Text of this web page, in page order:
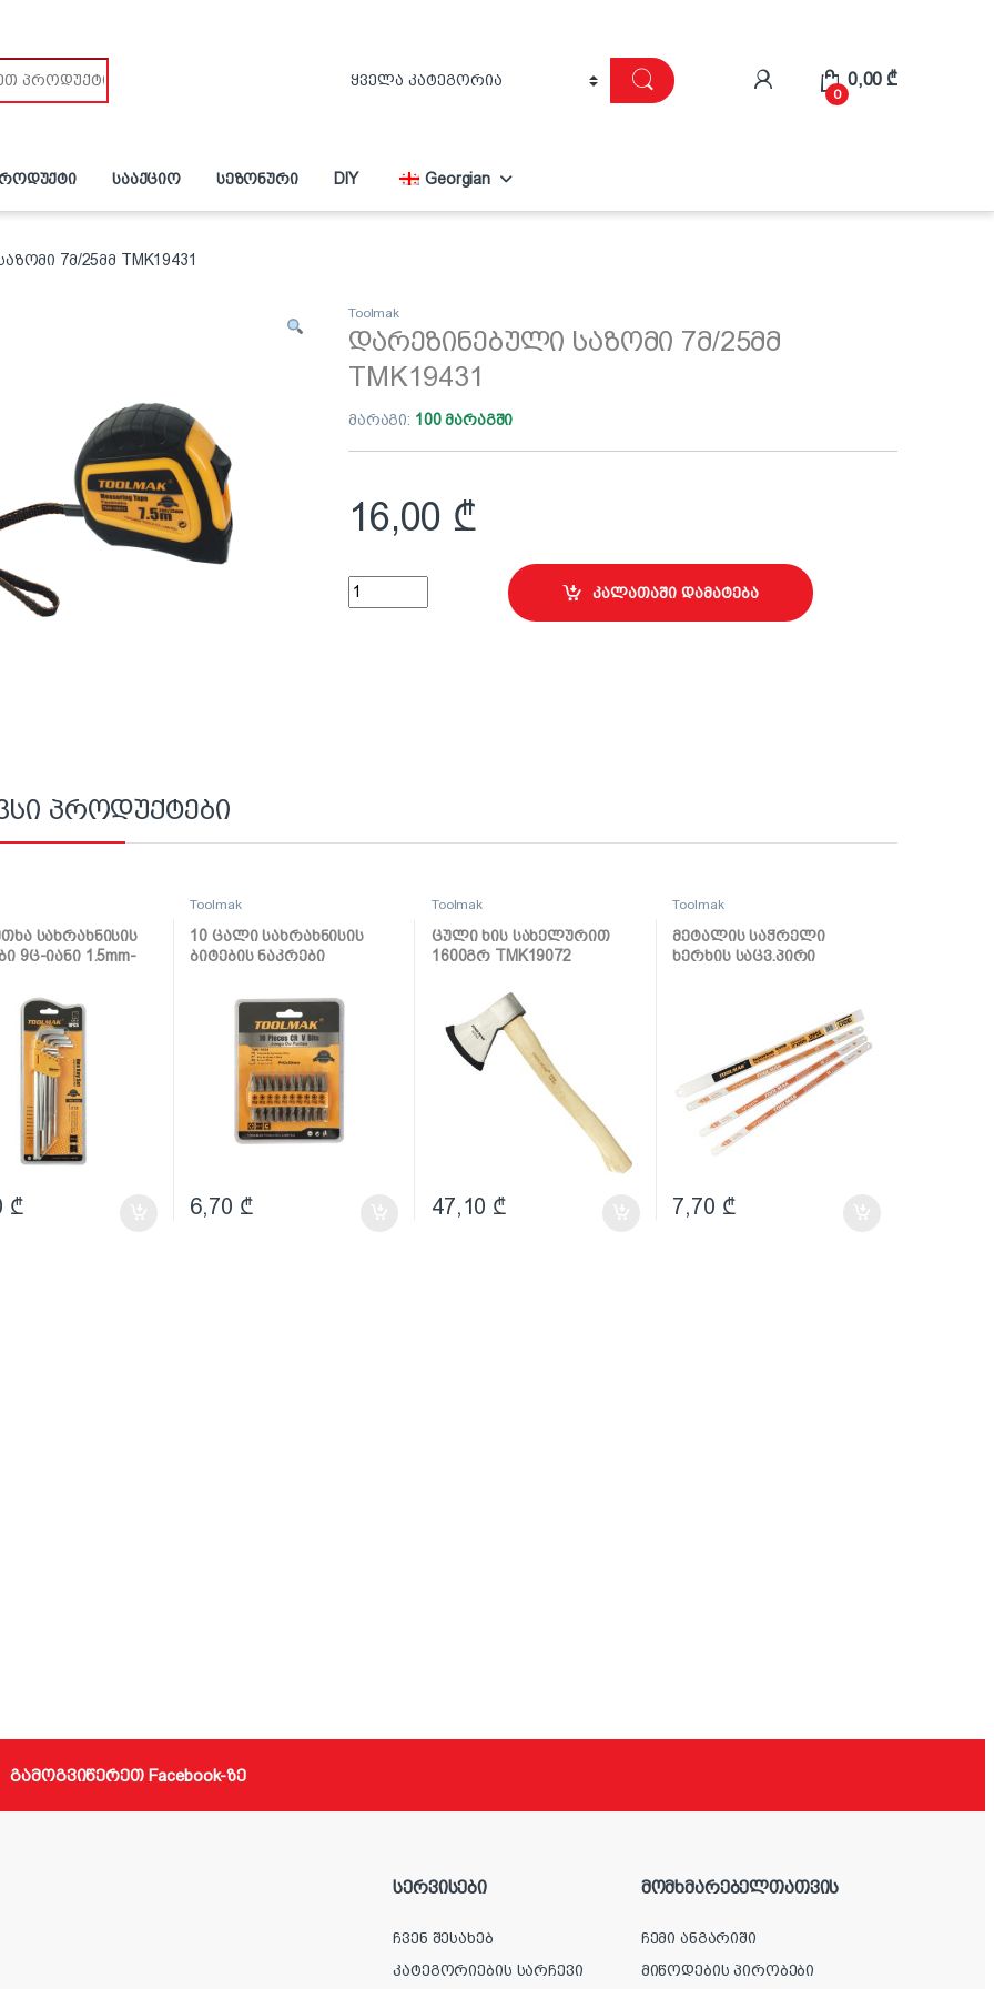
0
0,00 ₾
სააქციო სეზონური DIY Georgian
7მ/25მმ TMK19431
Toolmak
დარეზინებული საზომი 7მ/25მმ
TMK19431
მარაგი: 100 მარაგში
16,00 ₾
დარეზინებული საზომი 7მ/25მმ TMK19431 quantity
კალათაში დამატება
პროდუქტები
სახრახნისის
9ც-იანი 1.5mm-
₾
Toolmak
10 ცალი სახრახნისის
ბიტების ნაკრები
6,70 ₾
Toolmak
ცული ხის სახელურით
1600გრ TMK19072
47,10 ₾
Toolmak
მეტალის საჭრელი
ხერხის საცვ.პირი
7,70 ₾
გამოგვიწერეთ Facebook-ზე
სერვისები
ჩვენ შესახებ
კატეგორიების სარჩევი
მომხმარებელთათვის
ჩემი ანგარიში
მიწოდების პირობები